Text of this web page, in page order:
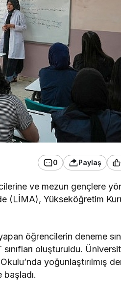
0 Paylaş
ve mezun gençlere
(LİMA), Yükseköğretim
öğrencilerin deneme
oluşturuldu.
yoğunlaştırılmış